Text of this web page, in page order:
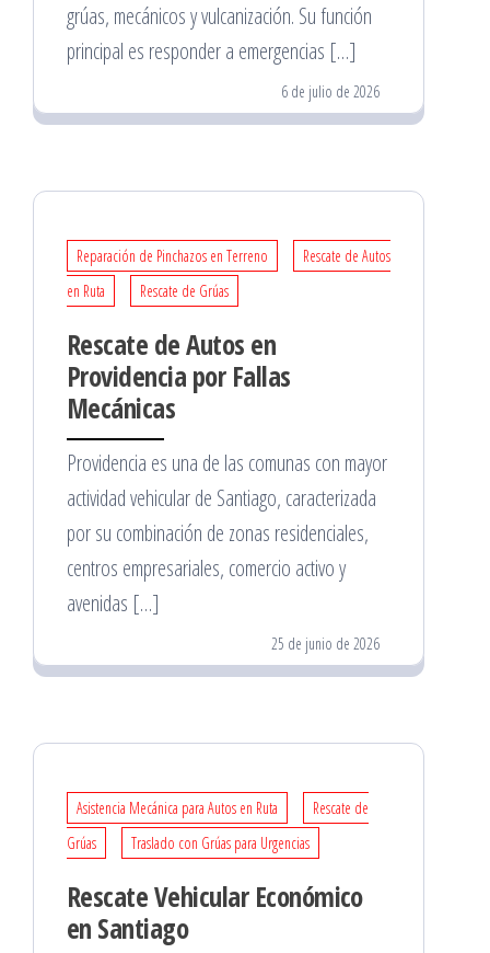
grúas, mecánicos y vulcanización. Su función
principal es responder a emergencias […]
6 de julio de 2026
Reparación de Pinchazos en Terreno
Rescate de Autos
en Ruta
Rescate de Grúas
Rescate de Autos en
Providencia por Fallas
Mecánicas
Providencia es una de las comunas con mayor
actividad vehicular de Santiago, caracterizada
por su combinación de zonas residenciales,
centros empresariales, comercio activo y
avenidas […]
25 de junio de 2026
Asistencia Mecánica para Autos en Ruta
Rescate de
Grúas
Traslado con Grúas para Urgencias
Rescate Vehicular Económico
en Santiago